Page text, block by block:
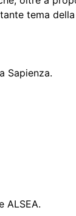
tema
Sapienza.
ALSEA.